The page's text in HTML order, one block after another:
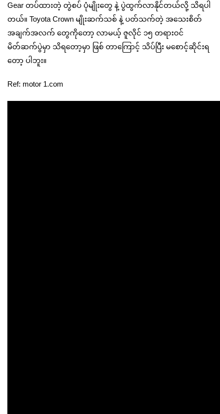
Gear တပ်ထားတဲ့ တွဲစပ် ပုံမျိုးတွေ နဲ့ ပွဲထွက်လာနိုင်တယ်လို့ သိရပါ
တယ်။ Toyota Crown မျိုးဆက်သစ် နဲ့ ပတ်သက်တဲ့ အသေးစိတ်
အချက်အလက် တွေကိုတော့ လာမယ့် ဇူလိုင် ၁၅ တရားဝင်
မိတ်ဆက်ပွဲမှာ သိရတော့မှာ ဖြစ် တာကြောင့် သိပ်ပြီး မစောင့်ဆိုင်းရ
တော့ ပါဘူး။
Ref: motor 1.com